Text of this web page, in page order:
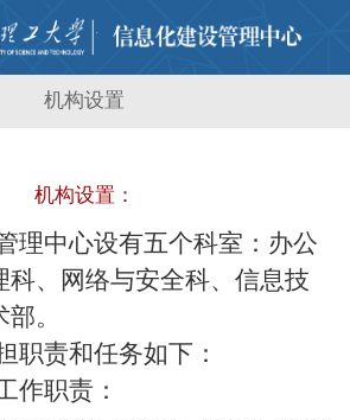
机构设置
机构设置：
理中心设有五个科室：办公
科、网络与安全科、信息技
。
职责和任务如下：
作职责：